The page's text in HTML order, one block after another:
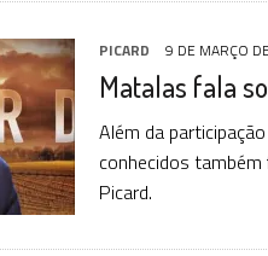
PICARD 9 DE MARÇO
Matalas fala
Além da
conhecidos
Picard.